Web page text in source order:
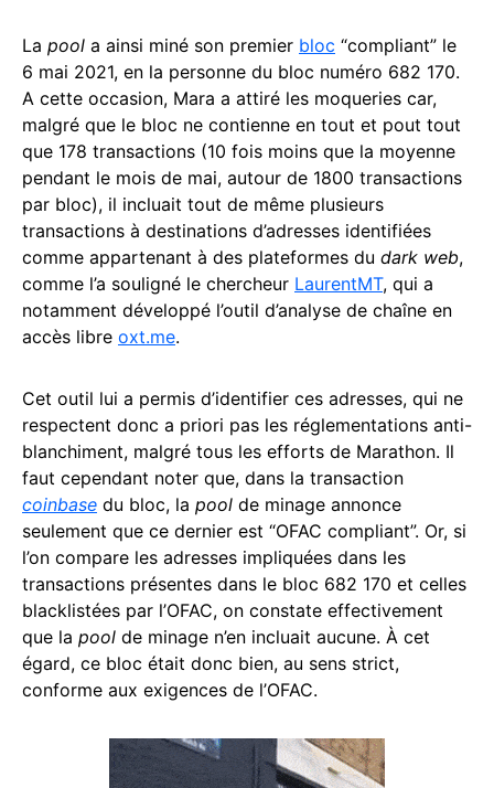
La pool a ainsi miné son premier bloc “compliant” le
6 mai 2021, en la personne du bloc numéro 682 170.
A cette occasion, Mara a attiré les moqueries car,
malgré que le bloc ne contienne en tout et pout tout
que 178 transactions (10 fois moins que la moyenne
pendant le mois de mai, autour de 1800 transactions
par bloc), il incluait tout de même plusieurs
transactions à destinations d’adresses identifiées
comme appartenant à des plateformes du dark web,
comme l’a souligné le chercheur LaurentMT, qui a
notamment développé l’outil d’analyse de chaîne en
accès libre oxt.me.
Cet outil lui a permis d’identifier ces adresses, qui ne
respectent donc a priori pas les réglementations anti-
blanchiment, malgré tous les efforts de Marathon. Il
faut cependant noter que, dans la transaction
coinbase du bloc, la pool de minage annonce
seulement que ce dernier est “OFAC compliant”. Or, si
l’on compare les adresses impliquées dans les
transactions présentes dans le bloc 682 170 et celles
blacklistées par l’OFAC, on constate effectivement
que la pool de minage n’en incluait aucune. À cet
égard, ce bloc était donc bien, au sens strict,
conforme aux exigences de l’OFAC.